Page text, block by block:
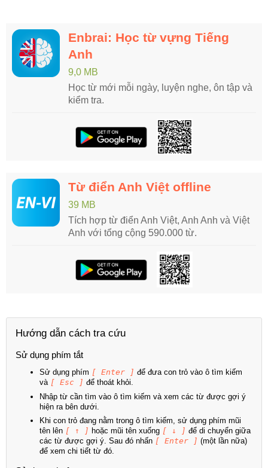
Enbrai: Học từ vựng Tiếng
Anh
9,0 MB
Học từ mới mỗi ngày, luyện nghe, ôn tập và
kiểm tra.
Từ điển Anh Việt offline
39 MB
Tích hợp từ điển Anh Việt, Anh Anh và Việt
Anh với tổng cộng 590.000 từ.
Hướng dẫn cách tra cứu
Sử dụng phím tắt
Sử dụng phím [ Enter ] để đưa con trỏ vào ô tìm kiếm
và [ Esc ] để thoát khỏi.
Nhập từ cần tìm vào ô tìm kiếm và xem các từ được gợi ý
hiện ra bên dưới.
Khi con trỏ đang nằm trong ô tìm kiếm, sử dụng phím mũi
tên lên [ ↑ ] hoặc mũi tên xuống [ ↓ ] để di chuyển giữa
các từ được gợi ý. Sau đó nhấn [ Enter ] (một lần nữa)
để xem chi tiết từ đó.